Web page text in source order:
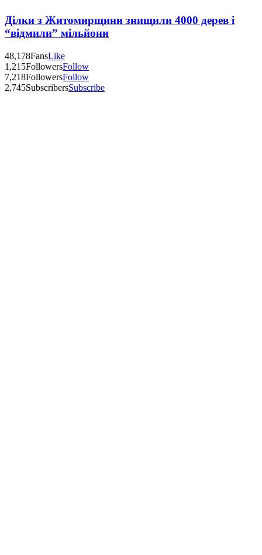
Ділки з Житомирщини знищили 4000 дерев і
“відмили” мільйони
48,178FansLike
1,215FollowersFollow
7,218FollowersFollow
2,745SubscribersSubscribe